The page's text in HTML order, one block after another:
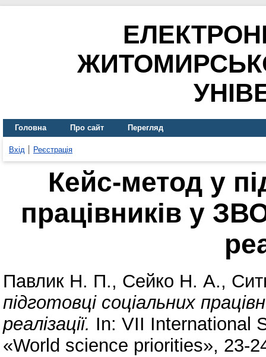
Головна Про сайт Перегляд
Вхід Реєстрація
Кейс-метод у
працівників у
Павлик Н. П., Сейко Н. А.,
підготовці соціальних
реалізації. In: VII International
«World science priorities», 23-